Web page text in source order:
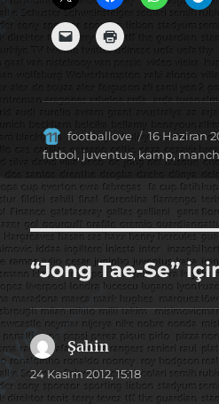
Yazar
footballove
Yayın
tarihi
16 Haziran
futbol, juventus, kamp,
“Jong Tae-Se”
Şahin dedi
ki:
24 Kasım 2012, 15:18